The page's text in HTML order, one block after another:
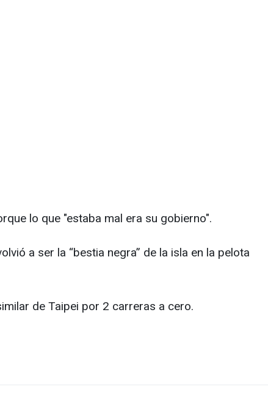
lo que "estaba mal era su gobierno".
a ser la “bestia negra” de la isla en la pelota
de Taipei por 2 carreras a cero.